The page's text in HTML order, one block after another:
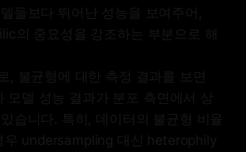
들보다 뛰어난 성능을 보여주어,
의 중요성을 강조하는 부분으로 해
, 불균형에 대한 측정 결과를 보면
모델 성능 결과가 분포 측면에서 상
습니다. 특히, 데이터의 불균형 비율
우 undersampling 대신 heterophily